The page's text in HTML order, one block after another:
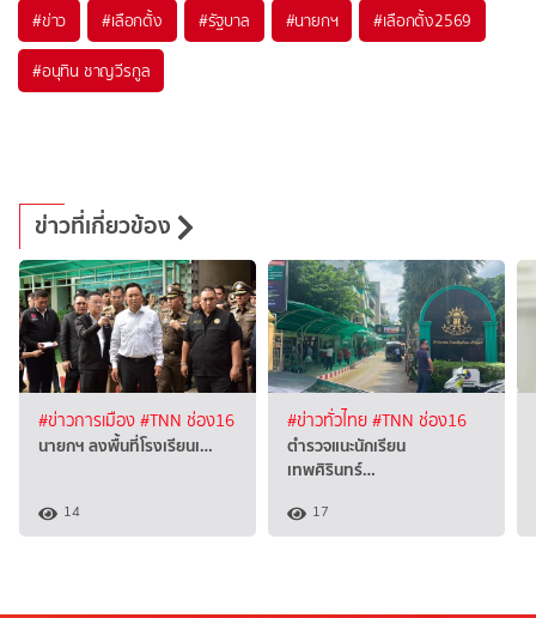
#ข่าว #เลือกตั้ง #รัฐบาล #นายกฯ #เลือกตั้ง2569
#อนุทิน ชาญวีรกูล
ข่าวที่เกี่ยวข้อง
#ข่าวการเมือง#TNN ช่อง16
นายกฯ ลงพื้นที่โรงเรียนเ…
14
#ข่าวทั่วไทย#TNN ช่อง16
ตำรวจแนะนักเรียน
เทพศิรินทร์…
17